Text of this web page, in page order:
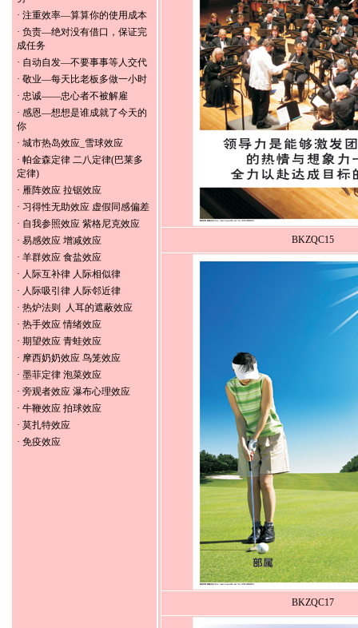
· 注重效率—算算你的使用成本
· 负责—绝对没有借口，保证完
成任务
· 自动自发—不要事事等人交代
· 敬业—每天比老板多做一小时
· 忠诚——忠心者不被解雇
· 感恩—想想是谁成就了今天的
你
· 城市热岛效应_雪球效应
· 帕金森定律 二八定律(巴莱多
定律)
· 雁阵效应 拉锯效应
· 习得性无助效应 虚假同感偏差
· 自我参照效应 紫格尼克效应
· 易感效应 增减效应
· 羊群效应 食盐效应
· 人际互补律 人际相似律
· 人际吸引律 人际邻近律
· 热炉法则 人耳的遮蔽效应
· 热手效应 情绪效应
· 期望效应 青蛙效应
· 摩西奶奶效应 鸟笼效应
· 墨菲定律 泡菜效应
· 旁观者效应 瀑布心理效应
· 牛鞭效应 拍球效应
· 莫扎特效应
· 免疫效应
BKZQC15
BKZQC17